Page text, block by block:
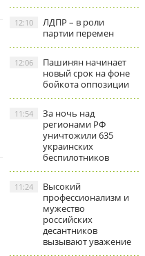
ЛДПР – в роли
партии перемен
12:10
Пашинян начинает
новый срок на фоне
бойкота оппозиции
12:06
За ночь над
регионами РФ
уничтожили 635
украинских
беспилотников
11:54
Высокий
профессионализм и
мужество
российских
десантников
вызывают уважение
11:24